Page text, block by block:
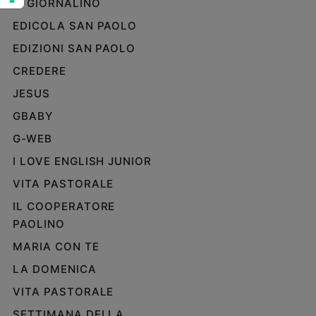
giovani
Adolescenza
Riflessioni
Foto
Podcast
Privacy
IL GIORNALINO
EDICOLA SAN PAOLO
EDIZIONI SAN PAOLO
CREDERE
JESUS
GBABY
G-WEB
I LOVE ENGLISH JUNIOR
VITA PASTORALE
IL COOPERATORE
PAOLINO
MARIA CON TE
LA DOMENICA
VITA PASTORALE